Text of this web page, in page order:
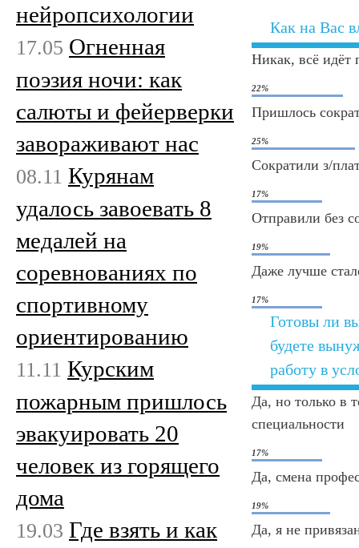
Как на Вас
Никак, всё идёт
22%
Пришлось
25%
Сократили з/
17%
Отправили без
19%
Даже лучше
17%
Готовы ли
будете
работу в
Да, но только в
специальности
17%
Да, смена
19%
Да, я не
нейропсихологии
17.05 Огненная
поэзия ночи: как
салюты и фейерверки
завораживают нас
08.11 Курянам
удалось завоевать 8
медалей на
соревнованиях по
спортивному
ориентированию
11.11 Курским
пожарным пришлось
эвакуировать 20
человек из горящего
дома
19.03 Где взять и как